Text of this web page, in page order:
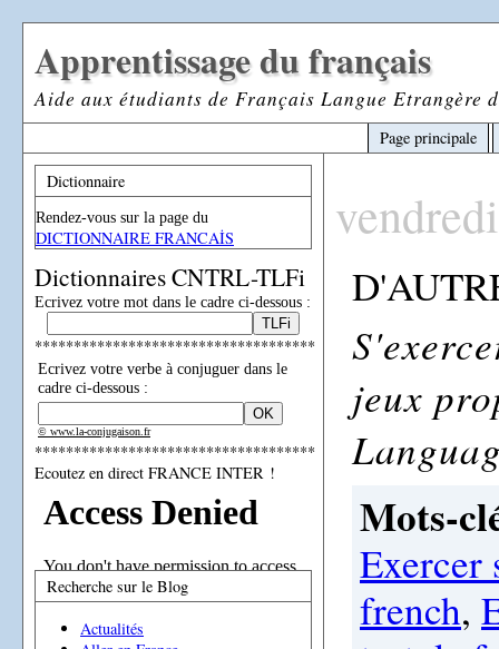
Apprentissage du français
Aide aux étudiants de Français Langue Etrangère
Page principale
Dictionnaire
Rendez-vous sur la page du
DICTIONNAIRE FRANCAİS
Dictionnaires CNTRL-TLFi
Ecrivez votre mot dans le cadre ci-dessous :
************************************
Ecrivez votre verbe à conjuguer dans le
cadre ci-dessous :
© www.la-conjugaison.fr
************************************
Ecoutez en direct FRANCE INTER !
Recherche sur le Blog
Actualités
vendredi
jeux
Mots-
Exercer
french,